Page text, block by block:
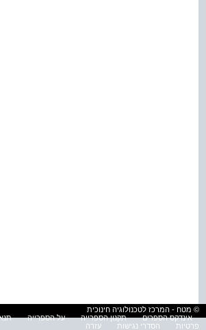
© מטח - המרכז לטכנולוגיה חינוכית
אינדקס הספרים
תקנון הספרייה על הספרייה
פרטיות
הסדרי נגישות עזרה